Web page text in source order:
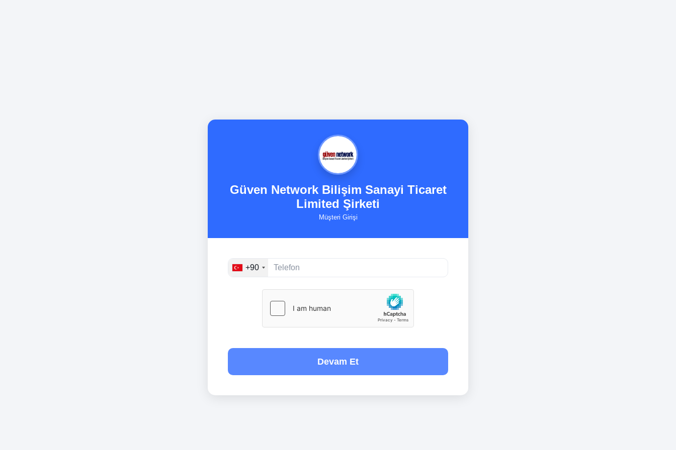
Güven Network Bilişim Sanayi Ticaret
Limited Şirketi
Müşteri Girişi
+90
Devam Et